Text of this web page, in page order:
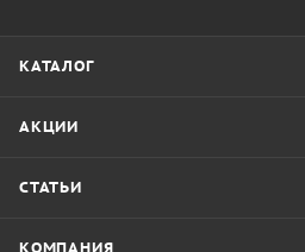
КАТАЛОГ
АКЦИИ
СТАТЬИ
КОМПАНИЯ